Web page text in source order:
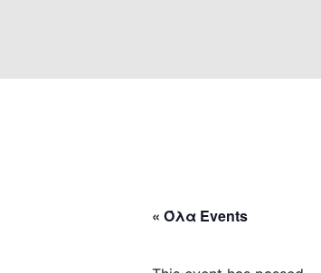
« Όλα Events